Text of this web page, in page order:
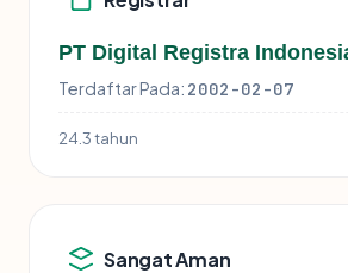
PT Digital Registra
Terdaftar Pada: 2002-02-07
24.3 tahun
Sangat Aman